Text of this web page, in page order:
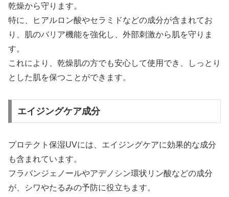
乾燥から守ります。
特に、ヒアルロン酸やセラミドなどの成分が含まれてお
り、肌のバリア機能を強化し、外部刺激から肌を守りま
す。
これにより、乾燥肌の方でも安心して使用でき、しっとり
とした肌を保つことができます。
エイジングケア成分
プロテクト保湿UVには、エイジングケアに効果的な成分
も含まれています。
フラバンジェノールやアデノシン環状リン酸などの成分
が、シワやたるみの予防に役立ちます。